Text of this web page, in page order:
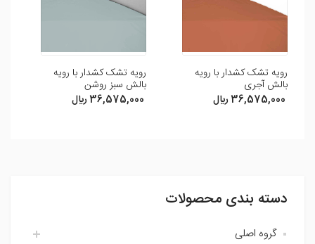
دسته بندی محصولات
گروه اصلی
افزودن نظر
رویه تشک کشدار با رویه
بالش آجری
36,575,000 ريال
رویه تشک کشدار با رویه
بالش سبز روشن
36,575,000 ريال